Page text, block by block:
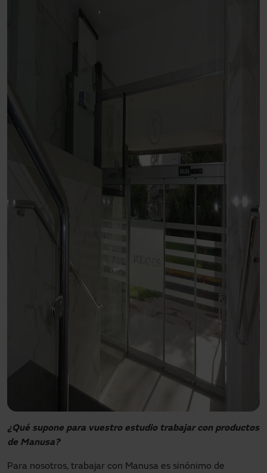
¿Qué supone para vuestro estudio trabajar con productos
de Manusa?
Para nosotros, trabajar con Manusa es sinónimo de